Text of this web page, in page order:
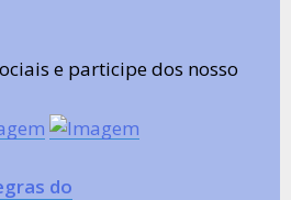
e participe dos nosso
do